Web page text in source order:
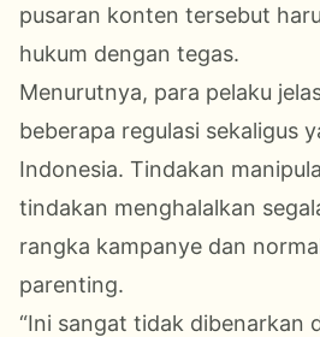
pusaran konten tersebut
hukum dengan tegas.
Menurutnya, para pelaku
beberapa regulasi sekaligus
Indonesia. Tindakan
tindakan menghalalkan
rangka kampanye dan
parenting.
“Ini sangat tidak dibenarkan